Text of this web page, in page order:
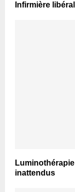
Infirmière
inattendus